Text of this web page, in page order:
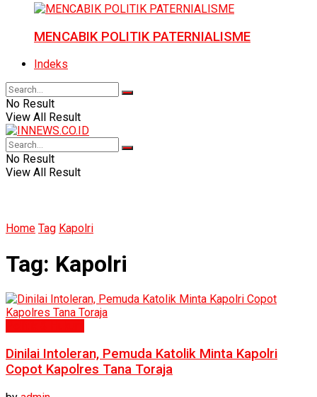
MENCABIK POLITIK PATERNIALISME
Indeks
No Result
View All Result
No Result
View All Result
Home Tag Kapolri
Tag: Kapolri
Dinilai Intoleran, Pemuda Katolik Minta Kapolri
Copot Kapolres Tana Toraja